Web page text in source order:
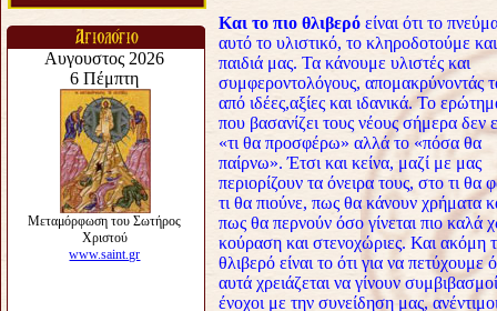
Και το πιο θλιβερό είναι ότι το
αυτό το υλιστικό, το κληροδοτούμε
παιδιά μας. Τα κάνουμε υλιστές και
συμφεροντολόγους, απομακρύνοντάς
από ιδέες,αξίες και ιδανικά. Το
που βασανίζει τους νέους σήμερα δεν
«τι θα προσφέρω» αλλά το «πόσα θα
παίρνω». Έτσι και κείνα, μαζί με μας
περιορίζουν τα όνειρα τους, στο τι θα
τι θα πιούνε, πως θα κάνουν χρήματα
πως θα περνούν όσο γίνεται πιο καλά
κούραση και στενοχώριες. Και ακόμη
θλιβερό είναι το ότι για να πετύχουμε
αυτά χρειάζεται να γίνουν συμβιβασμοί
ένοχοι με την συνείδηση μας,